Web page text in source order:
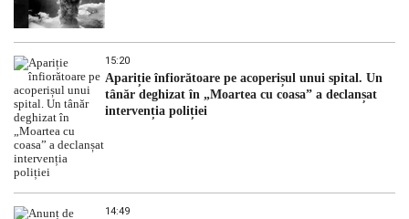
15:20
Apariție înfiorătoare pe acoperișul unui spital. Un
tânăr deghizat în „Moartea cu coasa” a declanșat
intervenția poliției
14:49